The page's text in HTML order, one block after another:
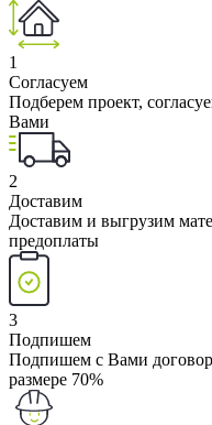
1
Согласуем
Подберем проект,
Вами
2
Доставим
Доставим и выгрузим
предоплаты
3
Подпишем
Подпишем с Вами
размере 70%